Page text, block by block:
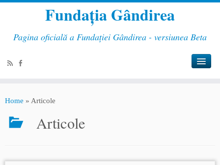
Fundația Gândirea
Pagina oficială a Fundației Gândirea - versiunea Beta
Home » Articole
Articole